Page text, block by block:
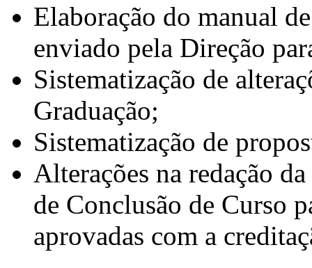
Elaboração do manual
enviado pela Direção
Sistematização de
Graduação;
Sistematização de
Alterações na redação
de Conclusão de Curso
aprovadas com a